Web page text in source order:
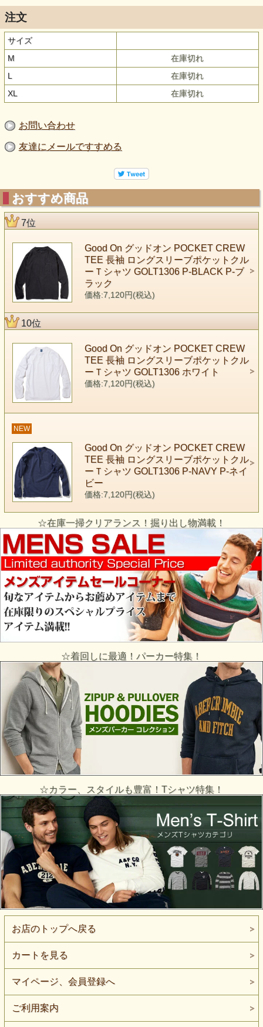
注文
サイズ
M
在庫切れ
L
在庫切れ
XL
在庫切れ
お問い合わせ
友達にメールですすめる
おすすめ商品
7位
Good On グッドオン POCKET CREW
TEE 長袖 ロングスリーブポケットクル
ーＴシャツ GOLT1306 P-BLACK P-ブ
ラック
価格:7,120円(税込)
10位
Good On グッドオン POCKET CREW
TEE 長袖 ロングスリーブポケットクル
ーＴシャツ GOLT1306 ホワイト
価格:7,120円(税込)
NEW
Good On グッドオン POCKET CREW
TEE 長袖 ロングスリーブポケットクル
ーＴシャツ GOLT1306 P-NAVY P-ネイ
ビー
価格:7,120円(税込)
☆在庫一掃クリアランス！掘り出し物満載！
☆着回しに最適！パーカー特集！
☆カラー、スタイルも豊富！Tシャツ特集！
お店のトップへ戻る
カートを見る
マイページ、会員登録へ
ご利用案内